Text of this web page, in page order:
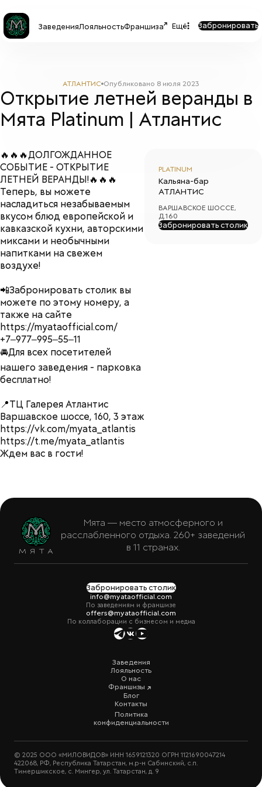
ЗаведенияЛояльностьФраншиза Ещё Забронировать
АТЛАНТИС Опубликовано 8 июля 2023
Открытие летней веранды в
Мята Platinum | Атлантис
🔥🔥🔥ДОЛГОЖДАННОЕ
СОБЫТИЕ - ОТКРЫТИЕ
ЛЕТНЕЙ ВЕРАНДЫ!🔥🔥🔥
Теперь, вы можете
насладиться незабываемым
вкусом блюд европейской и
кавказской кухни, авторскими
миксами и необычными
напитками на свежем
воздухе!
📲Забронировать столик вы
можете по этому номеру, а
также на сайте
https://myataofficial.com/
+7‒977‒995‒55‒11
🚘Для всех посетителей
нашего заведения - парковка
бесплатно!
📍ТЦ Галерея Атлантис
Варшавское шоссе, 160, 3 этаж
https://vk.com/myata_atlantis
https://t.me/myata_atlantis
Ждем вас в гости!
PLATINUM
Кальяна-бар
АТЛАНТИС
ВАРШАВСКОЕ ШОССЕ,
Д.160
Забронировать столик
Мята — место атмосферного и
расслабленного отдыха. 260+ заведений
в 11 странах.
Забронировать столик
info@myataofficial.com
По заведениям и франшизе
offers@myataofficial.com
По коллаборации с бизнесом и медиа
Заведения
Лояльность
О нас
Франшизы
Блог
Контакты
Политика
конфиденциальности
© 2025 ООО «МИЛОВИДОВ» ИНН 1659121320 ОГРН 1121690047214
422068, РФ, Республика Татарстан, м.р-н Сабинский, с.п.
Тимершикское, с. Мингер, ул. Татарстан, д. 9